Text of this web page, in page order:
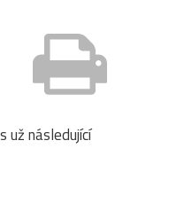
už následující